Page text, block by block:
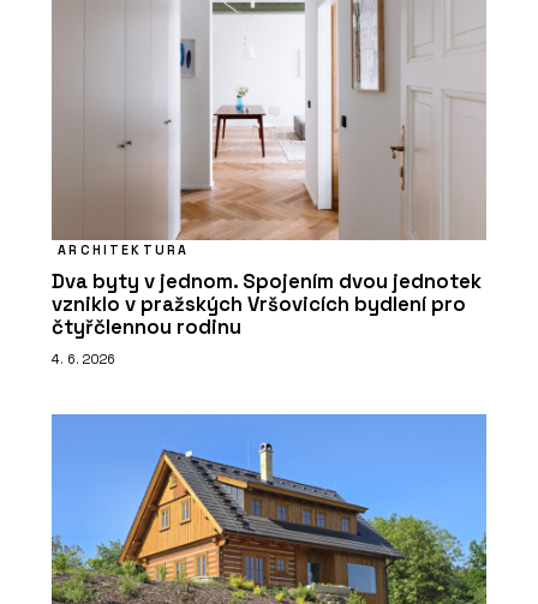
ARCHITEKTURA
Dva byty v jednom. Spojením dvou jednotek
vzniklo v pražských Vršovicích bydlení pro
čtyřčlennou rodinu
4. 6. 2026